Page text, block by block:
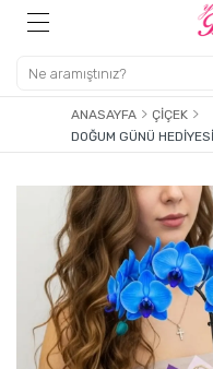
ANASAYFA
ÇIÇEK
DOĞUM GÜNÜ